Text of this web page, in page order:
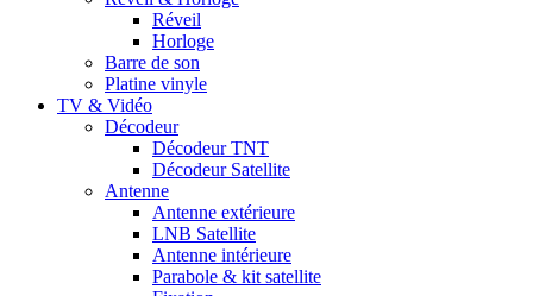
Réveil
Horloge
Barre de son
Platine vinyle
TV & Vidéo
Décodeur
Décodeur TNT
Décodeur Satellite
Antenne
Antenne extérieure
LNB Satellite
Antenne intérieure
Parabole & kit satellite